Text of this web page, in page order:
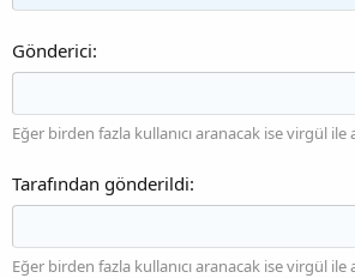
Gönderici
Eğer birden fazla kullanıcı aranacak ise virgül ile
Tarafından gönderildi
Eğer birden fazla kullanıcı aranacak ise virgül ile